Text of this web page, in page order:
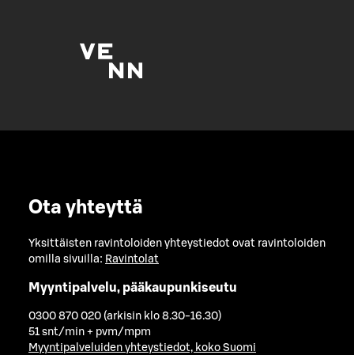
Ota yhteyttä
Yksittäisten ravintoloiden yhteystiedot ovat ravintoloiden
omilla sivuilla: Ravintolat
Myyntipalvelu, pääkaupunkiseutu
0300 870 020 (arkisin klo 8.30-16.30)
51 snt/min + pvm/mpm
Myyntipalveluiden yhteystiedot, koko Suomi